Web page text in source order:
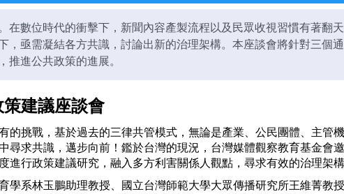
在數位時代的衝擊下，新聞內容產製流程以及民眾收視習慣有著翻
，亟需凝結各方共識，討論出新的治理架構。本座談會將針對三個
推進公共政策的進展。
建議座談會
的挑戰，基於過去的三律共管模式，無論是產業、公民團體、主管
尋求共識，邁步向前！鑑於台灣的現況，台灣媒體觀察教育基金會
進行政策建議研究，融入多方利害關係人觀點，尋求有效的治理架
學系林玉鵬助理教授、國立台灣師範大學大眾傳播研究所王維菁教